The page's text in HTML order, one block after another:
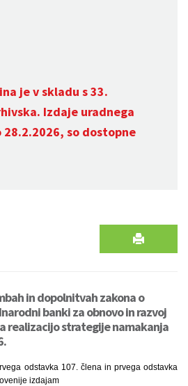
je v skladu s 33.
Izdaje uradnega
so dostopne
in dopolnitvah zakona o
banki za obnovo in razvoj
realizacijo strategije namakanja
odstavka 107. člena in prvega odstavka
izdajam